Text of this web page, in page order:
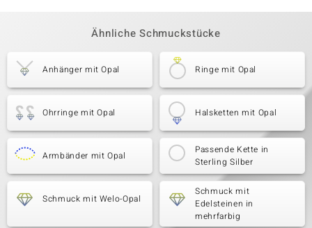
Ähnliche Schmuckstücke
Anhänger mit Opal Ringe mit Opal
Ohrringe mit Opal Halsketten mit Opal
Armbänder mit Opal
Passende Kette in
Sterling Silber
Schmuck mit Welo-Opal
Schmuck mit
Edelsteinen in
mehrfarbig